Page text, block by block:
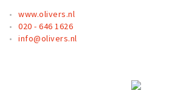
www.olivers.nl
020 - 646 1626
info@olivers.nl